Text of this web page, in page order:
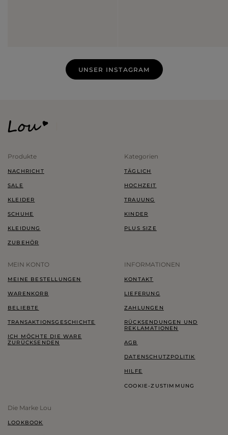
UNSER INSTAGRAM
Produkte
NACHRICHT
SALE
KLEIDER
SCHUHE
KLEIDUNG
ZUBEHÖR
Kategorien
TÄGLICH
HOCHZEIT
TRAUUNG
KINDER
PLUS SIZE
MEIN KONTO
MEINE BESTELLUNGEN
WARENKORB
BELIEBTE
TRANSAKTIONSGESCHICHTE
ICH MÖCHTE DIE WARE
ZURÜCKSENDEN
INFORMATIONEN
KONTAKT
LIEFERUNG
ZAHLUNGEN
RÜCKSENDUNGEN UND
REKLAMATIONEN
AGB
DATENSCHUTZPOLITIK
HILFE
COOKIE-ZUSTIMMUNG
Die Marke Lou
LOOKBOOK